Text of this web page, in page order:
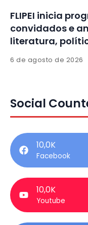
FLIPEI inicia
convidados e
literatura,
6 de agosto de 2026
Social
10,0K
Facebook
10,0K
Youtube